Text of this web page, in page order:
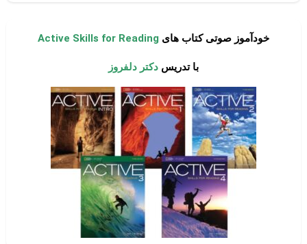
خودآموز صوتی کتاب های Active Skills for Reading
با تدریس دکتر دلفروز